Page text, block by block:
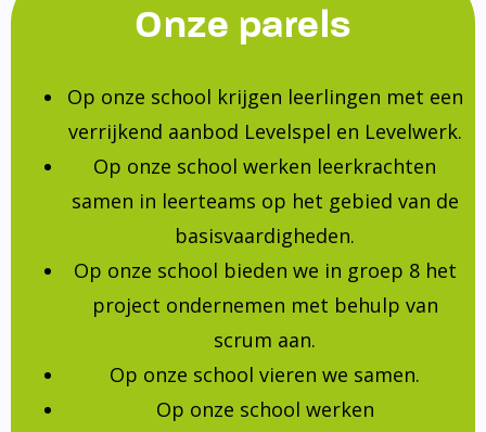
Onze parels
Op onze school krijgen leerlingen met een
verrijkend aanbod Levelspel en Levelwerk.
Op onze school werken leerkrachten
samen in leerteams op het gebied van de
basisvaardigheden.
Op onze school bieden we in groep 8 het
project ondernemen met behulp van
scrum aan.
Op onze school vieren we samen.
Op onze school werken